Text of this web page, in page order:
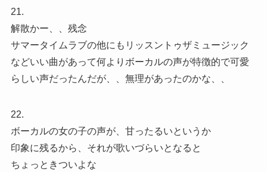
21.
解散かー、、残念
サマータイムラブの他にもリッスントゥザミュージック
などいい曲があって何よりボーカルの声が特徴的で可愛
らしい声だったんだが、、無理があったのかな、、
22.
ボーカルの女の子の声が、甘ったるいというか
印象に残るから、それが歌いづらいとなると
ちょっときついよな